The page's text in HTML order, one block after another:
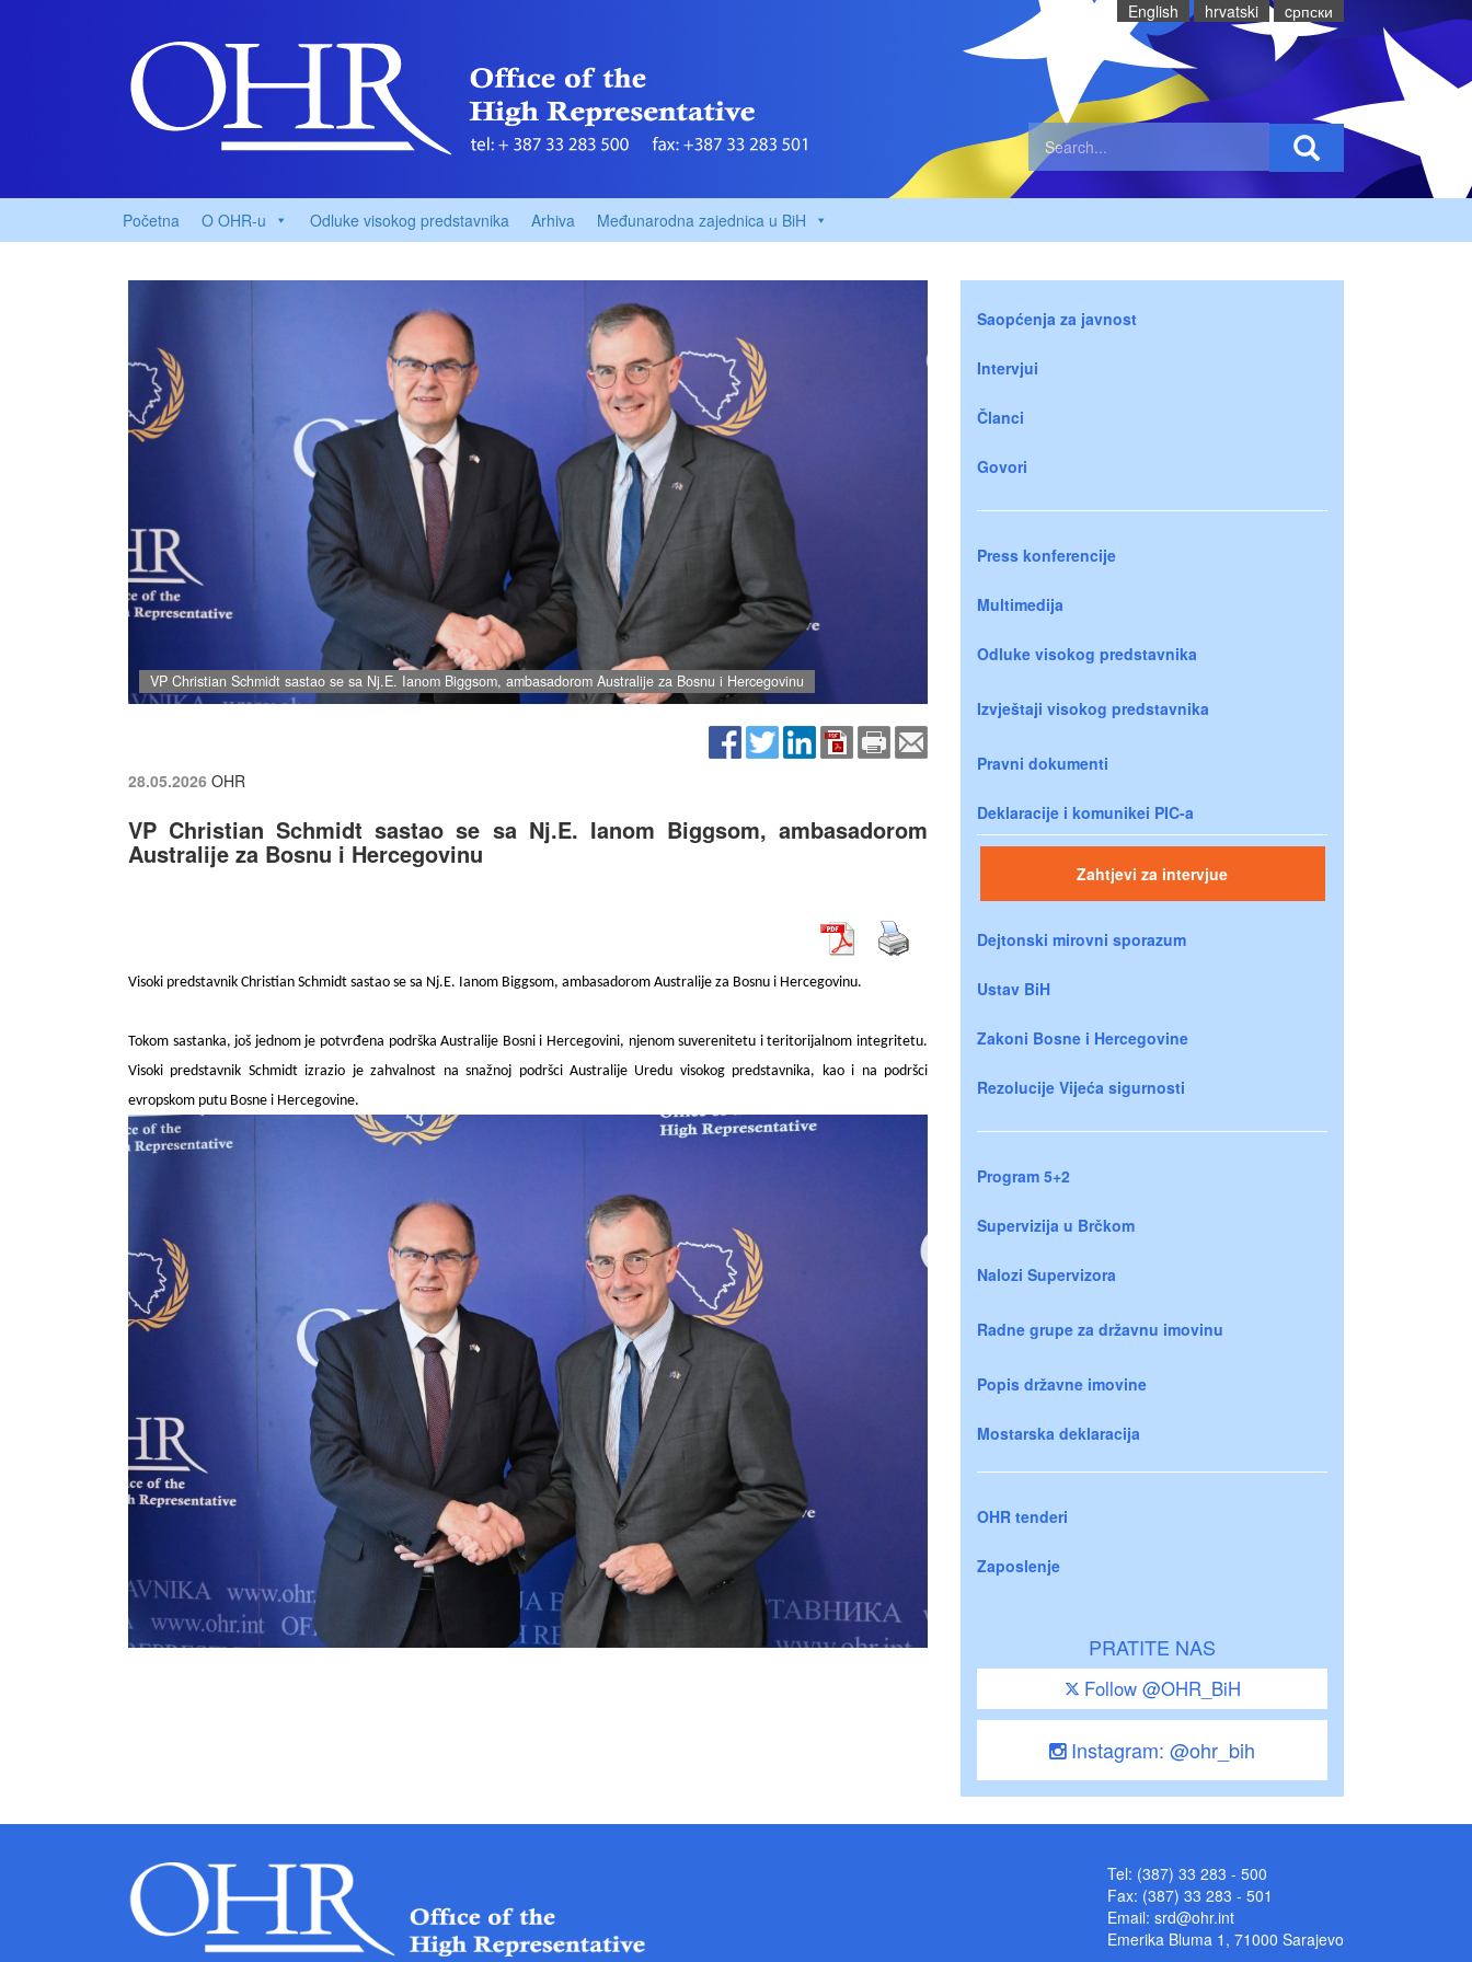
English hrvatski cрпски
Početna O OHR-u Odluke visokog predstavnika Arhiva Međunarodna zajednica u BiH
VP Christian Schmidt sastao se sa Nj.E. Ianom Biggsom, ambasadorom Australije za Bosnu i Hercegovinu
28.05.2026 OHR
VP Christian Schmidt sastao se sa Nj.E. Ianom Biggsom, ambasadorom
Australije za Bosnu i Hercegovinu
Visoki predstavnik Christian Schmidt sastao se sa Nj.E. Ianom Biggsom, ambasadorom Australije za Bosnu i Hercegovinu.
Tokom sastanka, još jednom je potvrđena podrška Australije Bosni i Hercegovini, njenom suverenitetu i teritorijalnom integritetu.
Visoki predstavnik Schmidt izrazio je zahvalnost na snažnoj podršci Australije Uredu visokog predstavnika, kao i na podršci
evropskom putu Bosne i Hercegovine.
Saopćenja za javnost
Intervjui
Članci
Govori
Press konferencije
Multimedija
Odluke visokog predstavnika
Izvještaji visokog predstavnika
Pravni dokumenti
Deklaracije i komunikei PIC-a
Zahtjevi za intervjue
Dejtonski mirovni sporazum
Ustav BiH
Zakoni Bosne i Hercegovine
Rezolucije Vijeća sigurnosti
Program 5+2
Supervizija u Brčkom
Nalozi Supervizora
Radne grupe za državnu imovinu
Popis državne imovine
Mostarska deklaracija
OHR tenderi
Zaposlenje
PRATITE NAS
Follow @OHR_BiH
Instagram: @ohr_bih
Tel: (387) 33 283 - 500
Fax: (387) 33 283 - 501
Email: srd@ohr.int
Emerika Bluma 1, 71000 Sarajevo